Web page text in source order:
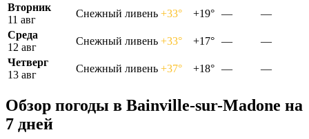
Вторник
11 авг
Снежный ливень +33° +19° —
—
Среда
12 авг
Снежный ливень +33° +17° —
—
Четверг
13 авг
Снежный ливень +37° +18° — —
Обзор погоды в Bainville-sur-Madonе на
7 дней